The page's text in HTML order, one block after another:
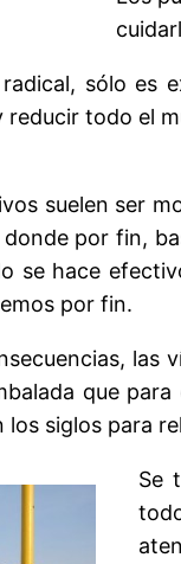
sólo es
reducir todo el
suelen ser
por fin,
se hace
por fin.
que
siglos para
Se